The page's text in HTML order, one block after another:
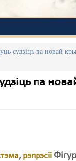
судзіць па новай
па
, рэпрэсіі